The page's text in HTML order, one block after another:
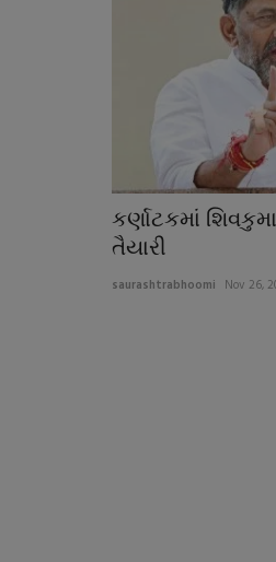
કર્ણાટકમાં
તૈયારી
saurashtrabhoomi Nov 26,